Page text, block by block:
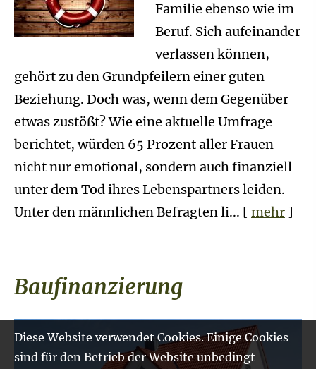
Familie ebenso wie im
Beruf. Sich aufeinander
verlassen können,
gehört zu den Grundpfeilern einer guten
Beziehung. Doch was, wenn dem Gegenüber
etwas zustößt? Wie eine aktuelle Umfrage
berichtet, würden 65 Prozent aller Frauen
nicht nur emotional, sondern auch finanziell
unter dem Tod ihres Lebenspartners leiden.
Unter den männlichen Befragten li... [ mehr ]
Baufinanzierung
Diese Website verwendet Cookies. Einige Cookies
sind für den Betrieb der Website unbedingt